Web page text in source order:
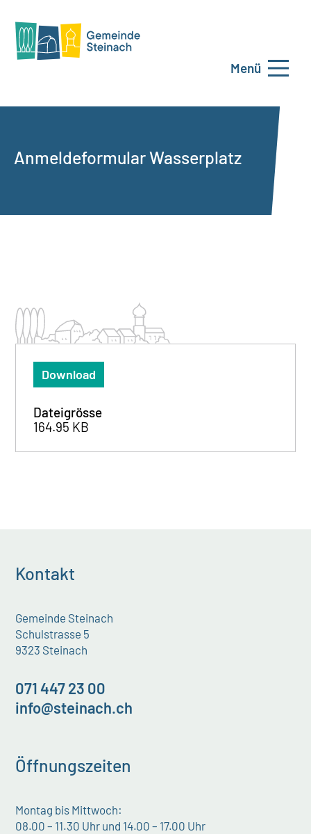
Menü
Anmeldeformular Wasserplatz
Download
Dateigrösse
164.95 KB
Kontakt
Gemeinde Steinach
Schulstrasse 5
9323 Steinach
071 447 23 00
info@steinach.ch
Öffnungszeiten
Montag bis Mittwoch:
08.00 – 11.30 Uhr und 14.00 – 17.00 Uhr